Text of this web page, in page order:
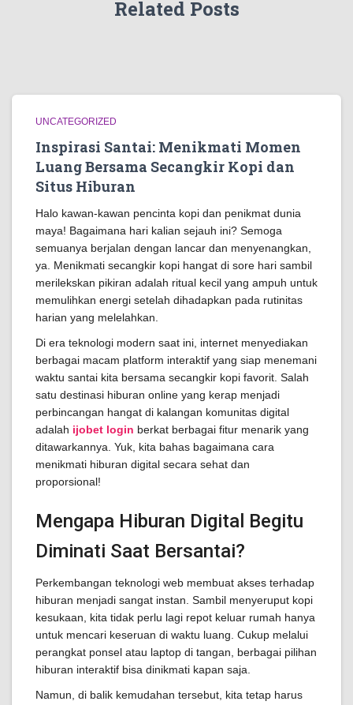
Related Posts
UNCATEGORIZED
Inspirasi Santai: Menikmati Momen
Luang Bersama Secangkir Kopi dan
Situs Hiburan
Halo kawan-kawan pencinta kopi dan penikmat dunia
maya! Bagaimana hari kalian sejauh ini? Semoga
semuanya berjalan dengan lancar dan menyenangkan,
ya. Menikmati secangkir kopi hangat di sore hari sambil
merilekskan pikiran adalah ritual kecil yang ampuh untuk
memulihkan energi setelah dihadapkan pada rutinitas
harian yang melelahkan.
Di era teknologi modern saat ini, internet menyediakan
berbagai macam platform interaktif yang siap menemani
waktu santai kita bersama secangkir kopi favorit. Salah
satu destinasi hiburan online yang kerap menjadi
perbincangan hangat di kalangan komunitas digital
adalah ijobet login berkat berbagai fitur menarik yang
ditawarkannya. Yuk, kita bahas bagaimana cara
menikmati hiburan digital secara sehat dan
proporsional!
Mengapa Hiburan Digital Begitu
Diminati Saat Bersantai?
Perkembangan teknologi web membuat akses terhadap
hiburan menjadi sangat instan. Sambil menyeruput kopi
kesukaan, kita tidak perlu lagi repot keluar rumah hanya
untuk mencari keseruan di waktu luang. Cukup melalui
perangkat ponsel atau laptop di tangan, berbagai pilihan
hiburan interaktif bisa dinikmati kapan saja.
Namun, di balik kemudahan tersebut, kita tetap harus